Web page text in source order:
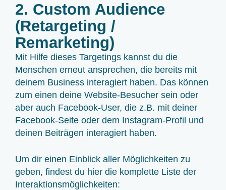
2. Custom Audience
(Retargeting /
Remarketing)
Mit Hilfe dieses Targetings kannst du die
Menschen erneut ansprechen, die bereits mit
deinem Business interagiert haben. Das können
zum einen deine Website-Besucher sein oder
aber auch Facebook-User, die z.B. mit deiner
Facebook-Seite oder dem Instagram-Profil und
deinen Beiträgen interagiert haben.
Um dir einen Einblick aller Möglichkeiten zu
geben, findest du hier die komplette Liste der
Interaktionsmöglichkeiten: